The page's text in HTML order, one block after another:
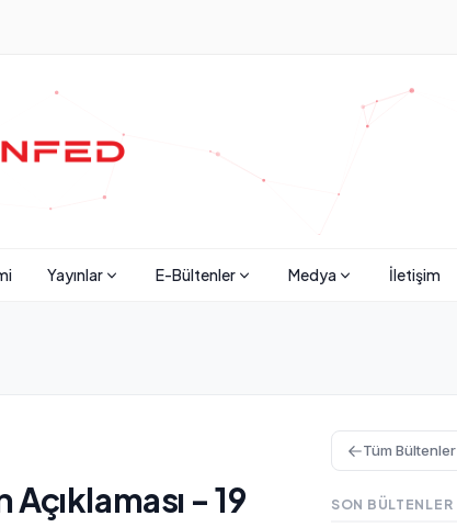
Yayınlar E-Bültenler Medya İletişim
Açıklaması - 19
Tüm Bültenler
SON BÜLTENLER